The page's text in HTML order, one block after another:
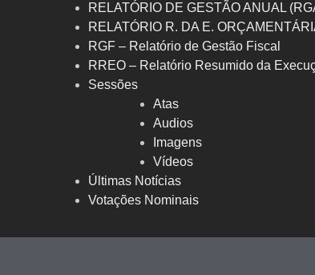
RELATÓRIO DE GESTÃO ANUAL
RELATÓRIO R. DA E.
RGF – Relatório de Gestão Fiscal
RREO – Relatório Resumido da
Sessões
Atas
Audios
Imagens
Vídeos
Últimas Notícias
Votações Nominais